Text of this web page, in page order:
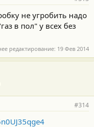
не угробить надо
в пол" у всех без
редактирование: 19 Фев 2014
#314